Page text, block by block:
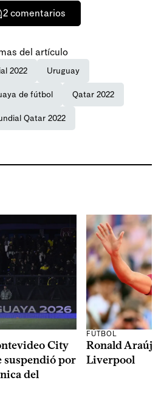
2 comentarios
del artículo
2022 Uruguay
de fútbol Qatar 2022
Qatar 2022
City
suspendió por
del
FÚTBOL
Ronald Araújo
Liverpool